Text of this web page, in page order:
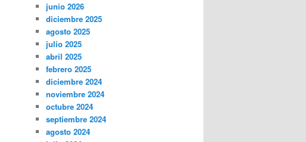
junio 2026
diciembre 2025
agosto 2025
julio 2025
abril 2025
febrero 2025
diciembre 2024
noviembre 2024
octubre 2024
septiembre 2024
agosto 2024